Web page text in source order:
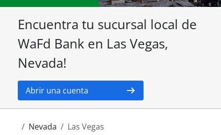
Encuentra tu sucursal local de
WaFd Bank en Las Vegas,
Nevada!
Abrir una cuenta
Nevada Las Vegas